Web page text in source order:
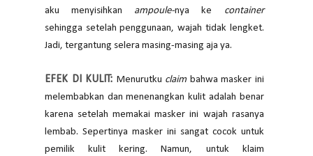
aku menyisihkan ampoule-nya ke container
sehingga setelah penggunaan, wajah tidak lengket.
Jadi, tergantung selera masing-masing aja ya.
EFEK DI KULIT: Menurutku claim bahwa masker ini
melembabkan dan menenangkan kulit adalah benar
karena setelah memakai masker ini wajah rasanya
lembab. Sepertinya masker ini sangat cocok untuk
pemilik kulit kering. Namun, untuk klaim